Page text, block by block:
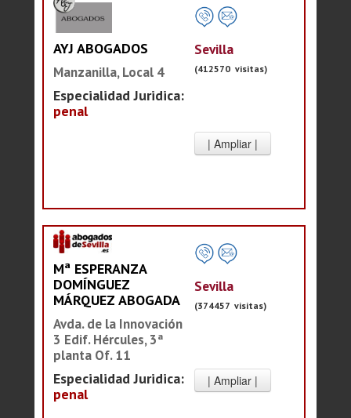
AYJ ABOGADOS
Manzanilla, Local 4
Especialidad Juridica:
penal
Sevilla
(412570 visitas)
Mª ESPERANZA
DOMÍNGUEZ
MÁRQUEZ ABOGADA
Avda. de la Innovación
3 Edif. Hércules, 3ª
planta Of. 11
Especialidad Juridica:
penal
Sevilla
(374457 visitas)